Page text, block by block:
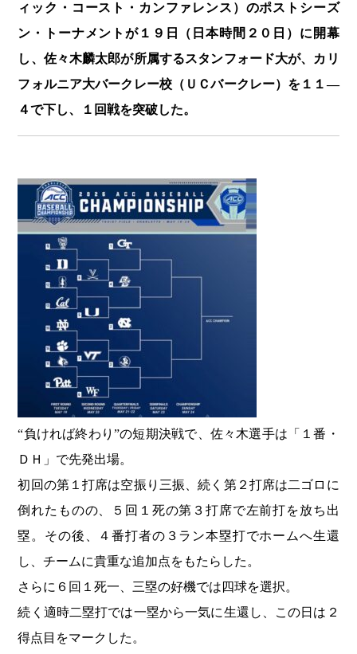
ィック・コースト・カンファレンス）のポストシーズ
ン・トーナメントが１９日（日本時間２０日）に開幕
し、佐々木麟太郎が所属するスタンフォード大が、カリ
フォルニア大バークレー校（ＵＣバークレー）を１１―
４で下し、１回戦を突破した。
“負ければ終わり”の短期決戦で、佐々木選手は「１番・
ＤＨ」で先発出場。
初回の第１打席は空振り三振、続く第２打席は二ゴロに
倒れたものの、５回１死の第３打席で左前打を放ち出
塁。その後、４番打者の３ラン本塁打でホームへ生還
し、チームに貴重な追加点をもたらした。
さらに６回１死一、三塁の好機では四球を選択。
続く適時二塁打では一塁から一気に生還し、この日は２
得点目をマークした。